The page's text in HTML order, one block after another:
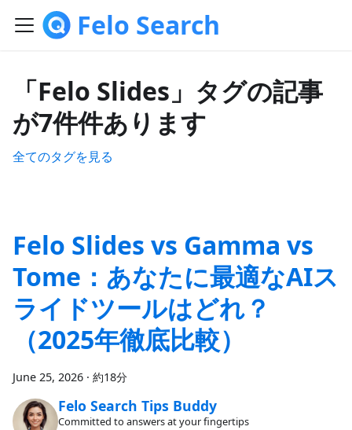
Felo Search
「Felo Slides」タグの記事
が7件件あります
全てのタグを見る
Felo Slides vs Gamma vs
Tome：あなたに最適なAIス
ライドツールはどれ？
（2025年徹底比較）
June 25, 2026 · 約18分
Felo Search Tips Buddy
Committed to answers at your fingertips